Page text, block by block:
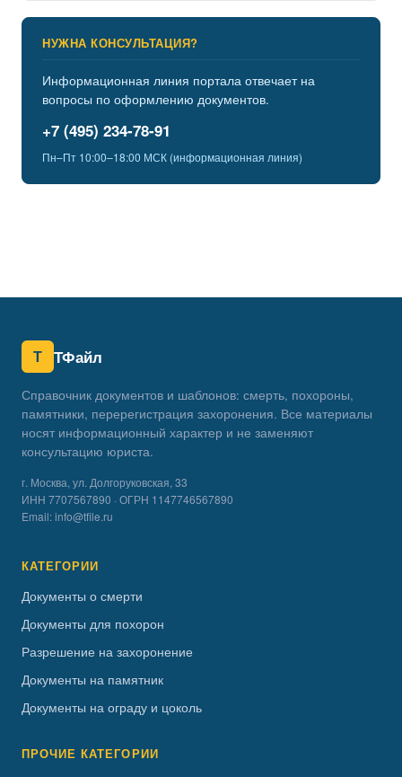
НУЖНА КОНСУЛЬТАЦИЯ?
Информационная линия портала отвечает на
вопросы по оформлению документов.
+7 (495) 234-78-91
Пн–Пт 10:00–18:00 МСК (информационная линия)
Т ТФайл
Справочник документов и шаблонов: смерть, похороны,
памятники, перерегистрация захоронения. Все материалы
носят информационный характер и не заменяют
консультацию юриста.
г. Москва, ул. Долгоруковская, 33
ИНН 7707567890 · ОГРН 1147746567890
Email:info@tfile.ru
КАТЕГОРИИ
Документы о смерти
Документы для похорон
Разрешение на захоронение
Документы на памятник
Документы на ограду и цоколь
ПРОЧИЕ КАТЕГОРИИ